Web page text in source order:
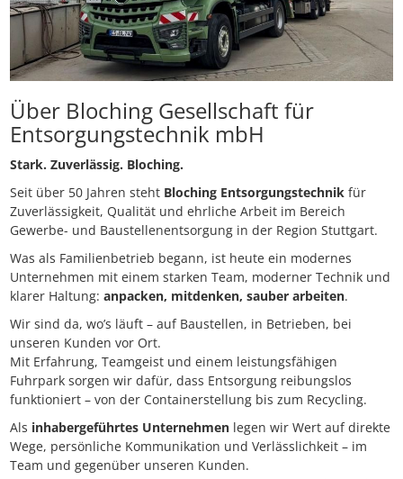
Über Bloching Gesellschaft für
Entsorgungstechnik mbH
Stark. Zuverlässig. Bloching.
Seit über 50 Jahren steht Bloching Entsorgungstechnik für
Zuverlässigkeit, Qualität und ehrliche Arbeit im Bereich
Gewerbe- und Baustellenentsorgung in der Region Stuttgart.
Was als Familienbetrieb begann, ist heute ein modernes
Unternehmen mit einem starken Team, moderner Technik und
klarer Haltung: anpacken, mitdenken, sauber arbeiten.
Wir sind da, wo’s läuft – auf Baustellen, in Betrieben, bei
unseren Kunden vor Ort.
Mit Erfahrung, Teamgeist und einem leistungsfähigen
Fuhrpark sorgen wir dafür, dass Entsorgung reibungslos
funktioniert – von der Containerstellung bis zum Recycling.
Als inhabergeführtes Unternehmen legen wir Wert auf direkte
Wege, persönliche Kommunikation und Verlässlichkeit – im
Team und gegenüber unseren Kunden.